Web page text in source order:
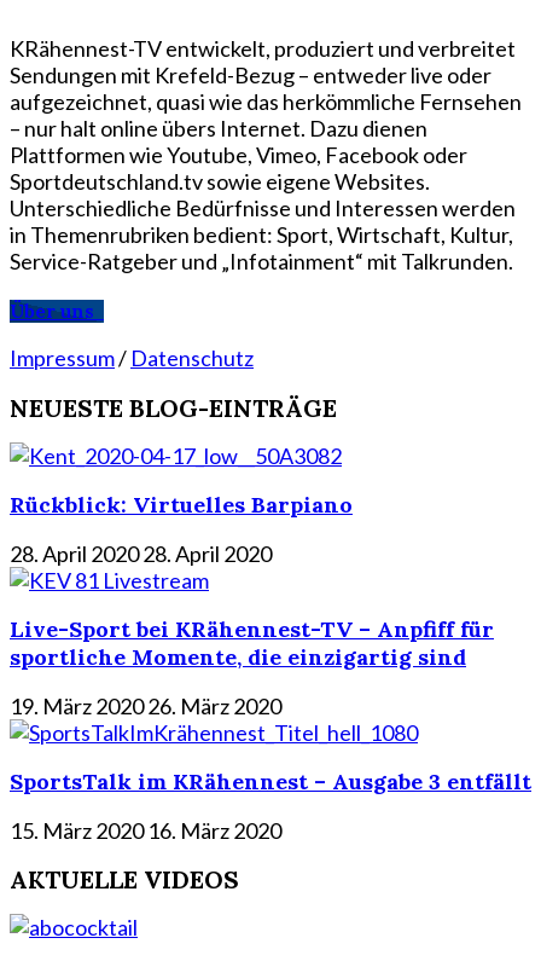
KRähennest-TV entwickelt, produziert und verbreitet
Sendungen mit Krefeld-Bezug – entweder live oder
aufgezeichnet, quasi wie das herkömmliche Fernsehen
– nur halt online übers Internet. Dazu dienen
Plattformen wie Youtube, Vimeo, Facebook oder
Sportdeutschland.tv sowie eigene Websites.
Unterschiedliche Bedürfnisse und Interessen werden
in Themenrubriken bedient: Sport, Wirtschaft, Kultur,
Service-Ratgeber und „Infotainment“ mit Talkrunden.
Über uns
Impressum/ Datenschutz
NEUESTE BLOG-EINTRÄGE
Rückblick: Virtuelles Barpiano
28. April 202028. April 2020
Live-Sport bei KRähennest-TV – Anpfiff für
sportliche Momente, die einzigartig sind
19. März 202026. März 2020
SportsTalk im KRähennest – Ausgabe 3 entfällt
15. März 2020 16. März 2020
AKTUELLE VIDEOS